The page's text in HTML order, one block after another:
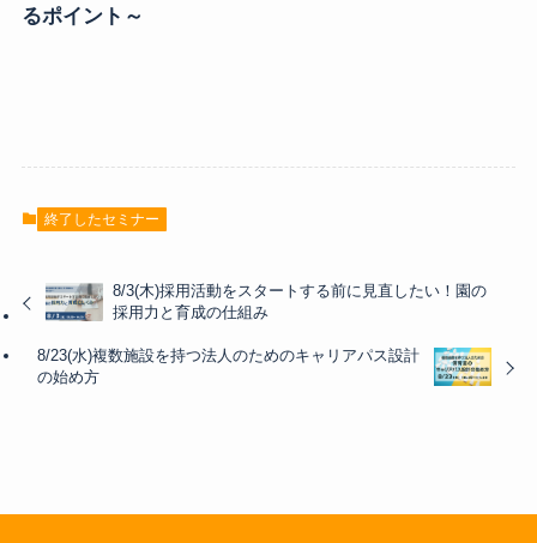
るポイント～
終了したセミナー
8/3(木)採用活動をスタートする前に見直したい！園の
採用力と育成の仕組み
8/23(水)複数施設を持つ法人のためのキャリアパス設計
の始め方